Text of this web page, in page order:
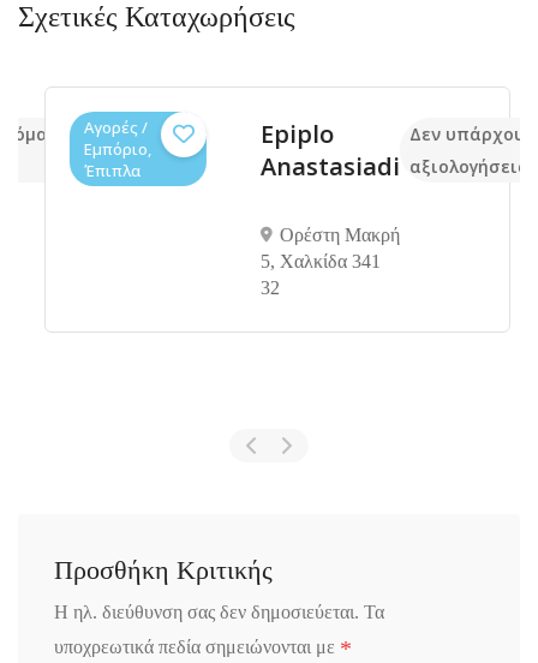
Σχετικές Καταχωρήσεις
Αγορές /
Εμπόριο,
Έπιπλα
Epiplo
Anastasiadi
Ορέστη Μακρή
5, Χαλκίδα 341
32
Δεν υπάρχουν
αξιολογήσεις
Προσθήκη Κριτικής
Η ηλ. διεύθυνση σας δεν δημοσιεύεται. Τα
υποχρεωτικά πεδία σημειώνονται με *